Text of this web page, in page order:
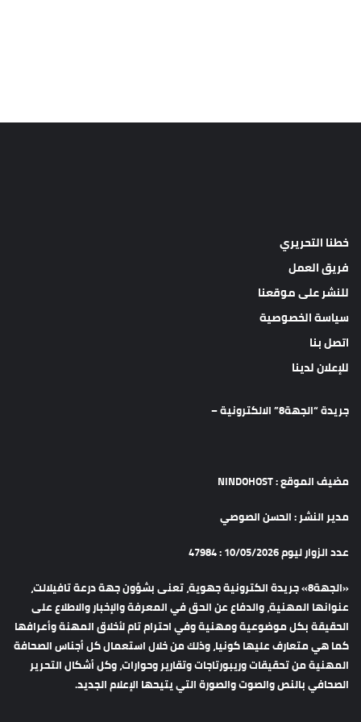
خطنا التحريري
فريق العمل
للنشر على موقعنا
سياسة الخصوصية
اتصل بنا
للإعلان لدينا
جريدة “الجهة8” الالكترونية –
مضيف الموقع : NINDOHOST
مدير النشر : الحسن الصوصي
عدد الزوار ليوم 10/05/2026 : 47984
«الجهة8» جريدة الكترونية جهوية، تعنى بشؤون جهة درعة تافيلالت،
عنوانها المهنية، والدفاع عن الحق في المعرفة والإخبار والاطلاع على
الحقيقة بكل موضوعية ومهنية وفي احترام تام لأخلاق المهنة وأعرافها
كما هي متعارف عليها كونيا، وذلك من خلال استعمال كل أجناس الصحافة
المهنية من تحقيقات وريبورتاجات وتقارير وحوارات، وكل أشكال التحرير
الصحافي بالنص والصوت والصورة التي يتيحها الإعلام الجديد.